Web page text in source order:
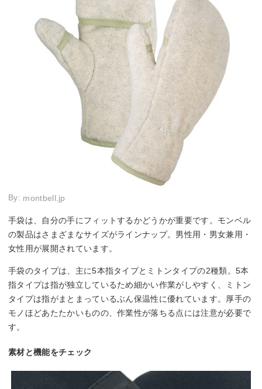
By: montbell.jp
手袋は、自分の手にフィットするかどうかが重要です。モンベル
の製品はさまざまなサイズがラインナップ。男性用・男女兼用・
女性用が展開されています。
手袋のタイプは、主に5本指タイプとミトンタイプの2種類。5本
指タイプは指が独立しているため細かい作業がしやすく、ミトン
タイプは指がまとまっているぶん保温性に優れています。厚手の
モノほどあたたかいものの、作業性が落ちる点には注意が必要で
す。
素材と機能をチェック